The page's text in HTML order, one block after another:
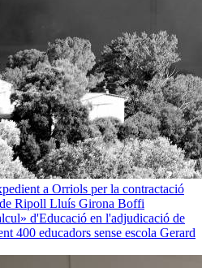
a Orriols per la contractació
Ripoll Lluís Girona Boffi
d'Educació en l'adjudicació de
400 educadors sense escola Gerard